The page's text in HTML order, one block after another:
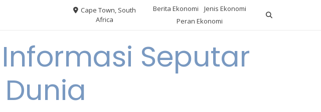
Cape Town, South
Africa
Berita Ekonomi
Jenis Ekonomi
Peran Ekonomi
Informasi Seputar